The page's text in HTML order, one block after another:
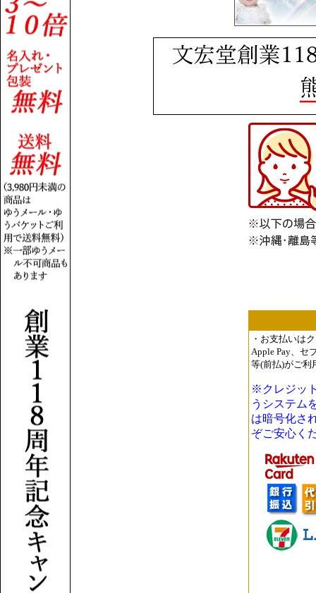
・お支払いは
Apple Pay、セ
等(前払)がご利
※クレジッ
うシステム
は暗号化さ
ぞご安心く